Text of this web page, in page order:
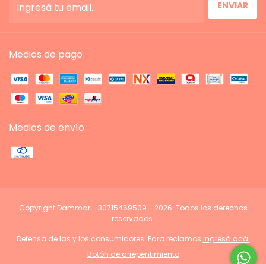
Medios de pago
Medios de envío
Copyright Dammar - 30715469509 - 2026. Todos los derechos
reservados.
Defensa de las y los consumidores. Para reclamos ingresá acá.
Botón de arrepentimiento